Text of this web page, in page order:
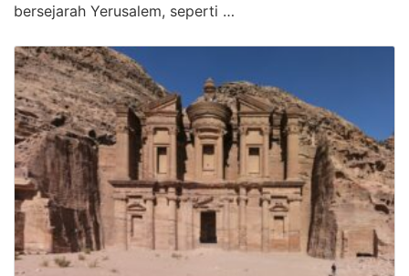
bersejarah Yerusalem, seperti …